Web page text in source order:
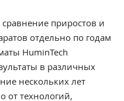
приростов и
отдельно по годам
HuminTech
в различных
нескольких лет
от технологий,